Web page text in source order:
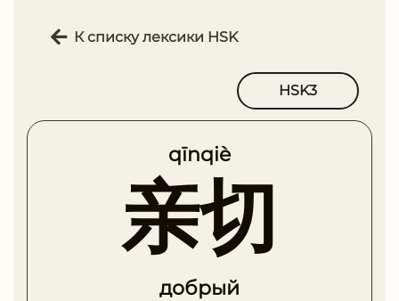
К списку лексики HSK
HSK3
qīnqiè
亲切
добрый